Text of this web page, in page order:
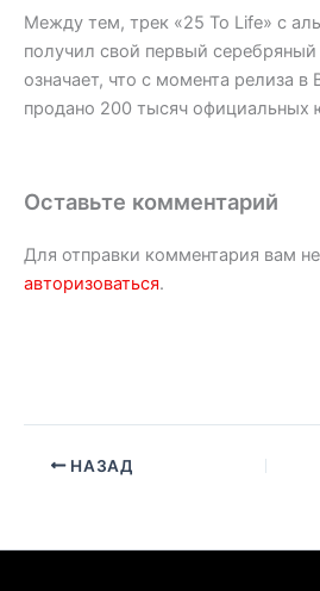
Между тем, трек «25 To Life» с
получил свой первый серебряный
означает, что с момента релиза
продано 200 тысяч официальных
Оставьте комментарий
Для отправки комментария вам
авторизоваться.
НАЗАД